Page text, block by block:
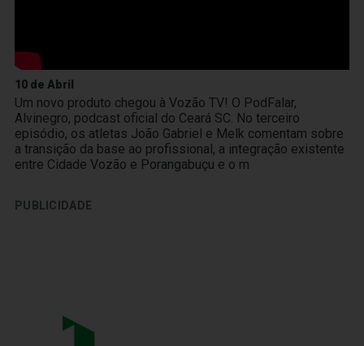
10 de Abril
Um novo produto chegou à Vozão TV! O PodFalar,
Alvinegro, podcast oficial do Ceará SC. No terceiro
episódio, os atletas João Gabriel e Melk comentam sobre
a transição da base ao profissional, a integração existente
entre Cidade Vozão e Porangabuçu e o m
PUBLICIDADE